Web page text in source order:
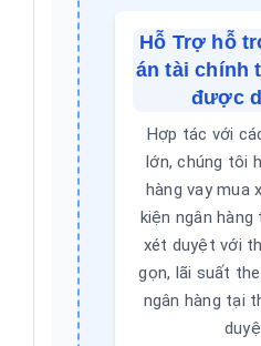
Hỗ Trợ hỗ
án tài chính
được
Hợp tác với
lớn, chúng tôi
hàng vay mua
kiện ngân
xét duyệt với
gọn, lãi suất
ngân hàng tại